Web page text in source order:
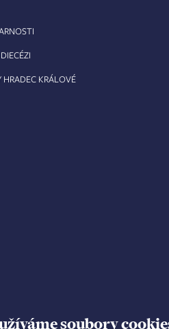
soubory
HRADEC KRÁLOVÉ